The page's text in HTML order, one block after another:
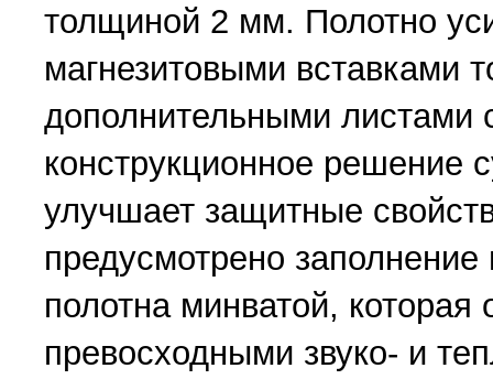
толщиной 2 мм. Полотно
магнезитовыми вставками
дополнительными листами
конструкционное решение
улучшает защитные
предусмотрено заполнение
полотна минватой, которая
превосходными звуко- и